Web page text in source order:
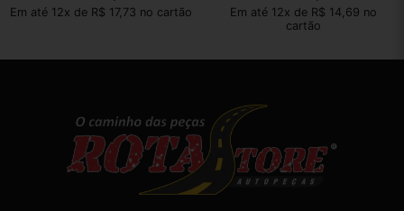
Em até 12x de R$ 17,73 no cartão
Em até 12x de R$ 14,69 no
cartão